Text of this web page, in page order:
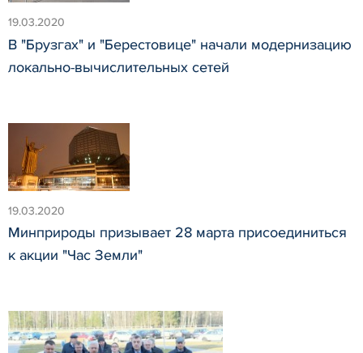
19.03.2020
В "Брузгах" и "Берестовице" начали модернизацию
локально-вычислительных сетей
19.03.2020
Минприроды призывает 28 марта присоединиться
к акции "Час Земли"